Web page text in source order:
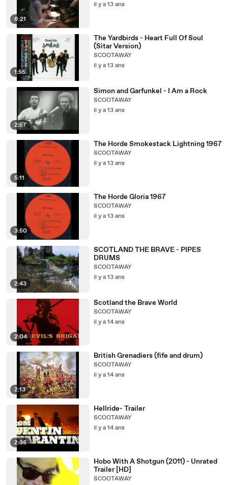
6:21
il y a 13 ans
1:55
The Yardbirds - Heart Full Of Soul
(Sitar Version)
SCOOTAWAY
il y a 13 ans
2:57
Simon and Garfunkel - I Am a Rock
SCOOTAWAY
il y a 13 ans
5:11
The Horde Smokestack Lightning 1967
SCOOTAWAY
il y a 13 ans
3:50
The Horde Gloria 1967
SCOOTAWAY
il y a 13 ans
2:43
SCOTLAND THE BRAVE - PIPES
DRUMS
SCOOTAWAY
il y a 13 ans
2:04
Scotland the Brave World
SCOOTAWAY
il y a 14 ans
2:13
British Grenadiers (fife and drum)
SCOOTAWAY
il y a 14 ans
2:35
Hellride- Trailer
SCOOTAWAY
il y a 14 ans
Hobo With A Shotgun (2011) - Unrated
Trailer [HD]
SCOOTAWAY